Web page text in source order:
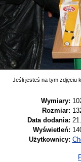
Jeśli jesteś na tym zdjęciu
Wymiary:
Rozmiar:
Data dodania:
Wyświetleń:
Użytkownicy: